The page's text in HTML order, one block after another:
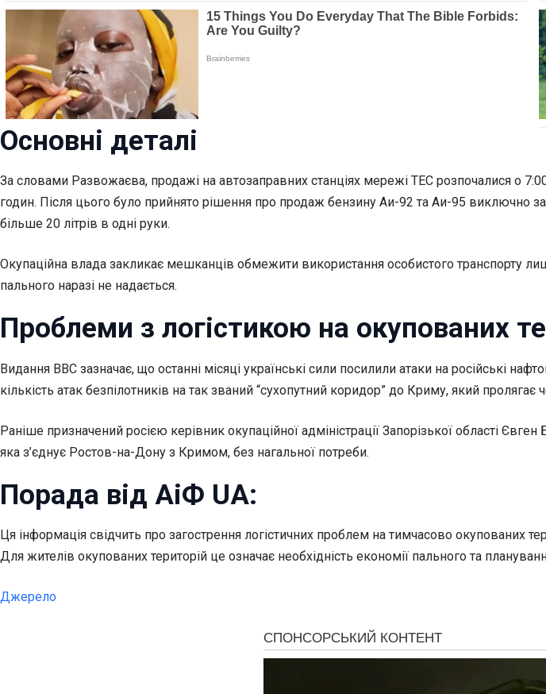
Основні деталі
За словами Развожаєва, продажі на автозаправних станціях мережі ТЕС розпочалися о
годин. Після цього було прийнято рішення про продаж бензину Аи-92 та Аи-95 виключно
більше 20 літрів в одні руки.
Окупаційна влада закликає мешканців обмежити використання особистого транспорту
пального наразі не надається.
Проблеми з логістикою на окупованих
Видання BBC зазначає, що останні місяці українські сили посилили атаки на російські
кількість атак безпілотників на так званий “сухопутний коридор” до Криму, який пролягає
Раніше призначений росією керівник окупаційної адміністрації Запорізької області
яка з’єднує Ростов-на-Дону з Кримом, без нагальної потреби.
Порада від АіФ UA:
Ця інформація свідчить про загострення логістичних проблем на тимчасово окупованих
Для жителів окупованих територій це означає необхідність економії пального та
Джерело